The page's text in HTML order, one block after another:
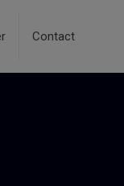
Contact